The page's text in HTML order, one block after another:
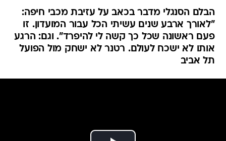
הבלם הסנגלי מדבר בכאב על עזיבת מכבי חיפה:
"לאורך ארבע שנים עשיתי הכל עבור המועדון. זו
פעם ראשונה שכל כך קשה לי להיפרד". וגם: הרגע
אותו לא ישכח לעולם. רטנר לא ישחק מול הפועל
תל אביב